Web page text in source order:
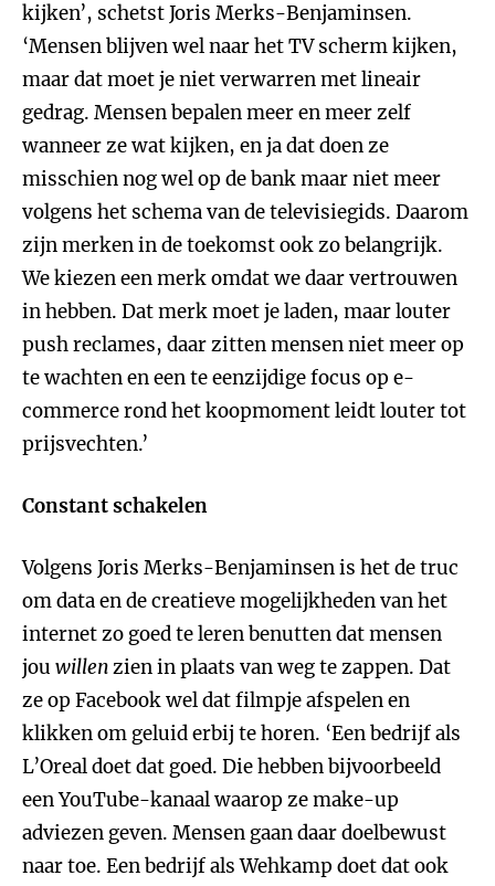
kijken’, schetst Joris Merks-Benjaminsen.
‘Mensen blijven wel naar het TV scherm kijken,
maar dat moet je niet verwarren met lineair
gedrag. Mensen bepalen meer en meer zelf
wanneer ze wat kijken, en ja dat doen ze
misschien nog wel op de bank maar niet meer
volgens het schema van de televisiegids. Daarom
zijn merken in de toekomst ook zo belangrijk.
We kiezen een merk omdat we daar vertrouwen
in hebben. Dat merk moet je laden, maar louter
push reclames, daar zitten mensen niet meer op
te wachten en een te eenzijdige focus op e-
commerce rond het koopmoment leidt louter tot
prijsvechten.’
Constant schakelen
Volgens Joris Merks-Benjaminsen is het de truc
om data en de creatieve mogelijkheden van het
internet zo goed te leren benutten dat mensen
jou willenzien in plaats van weg te zappen. Dat
ze op Facebook wel dat filmpje afspelen en
klikken om geluid erbij te horen. ‘Een bedrijf als
L’Oreal doet dat goed. Die hebben bijvoorbeeld
een YouTube-kanaal waarop ze make-up
adviezen geven. Mensen gaan daar doelbewust
naar toe. Een bedrijf als Wehkamp doet dat ook